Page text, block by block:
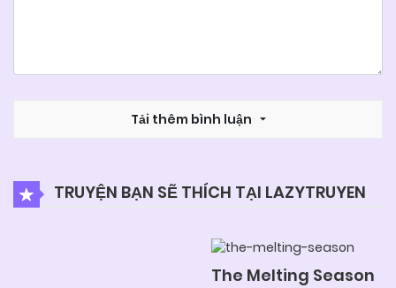
Tải thêm bình luận
TRUYỆN BẠN SẼ THÍCH TẠI LAZYTRUYEN
The Melting Season